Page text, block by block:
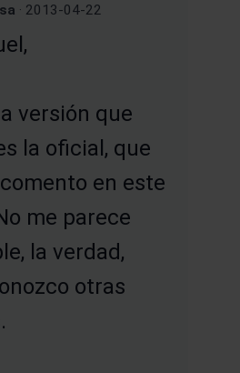
· 2013-04-22
versión que
la oficial, que
en este
me parece
la verdad,
otras